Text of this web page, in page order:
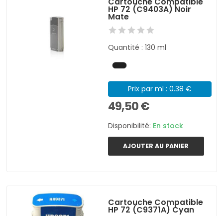
HP 72 (C9403A) Noir
Mate
Quantité : 130 ml
Prix par ml : 0.38 €
49,50 €
Disponibilité: En stock
AJOUTER AU PANIER
Cartouche Compatible
HP 72 (C9371A) Cyan